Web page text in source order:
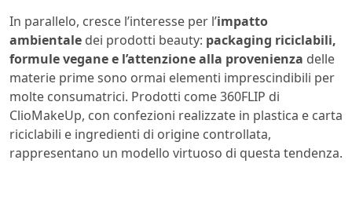
In parallelo, cresce l’interesse per l’impatto
ambientale dei prodotti beauty: packaging riciclabili,
formule vegane e l’attenzione alla provenienza delle
materie prime sono ormai elementi imprescindibili per
molte consumatrici. Prodotti come 360FLIP di
ClioMakeUp, con confezioni realizzate in plastica e carta
riciclabili e ingredienti di origine controllata,
rappresentano un modello virtuoso di questa tendenza.